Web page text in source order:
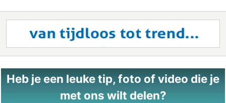
Heb je een leuke tip, foto of video die je
met ons wilt delen?